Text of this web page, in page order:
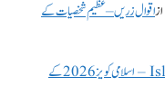
ازاقوال زریں – عظیم شخصیات کے
Islamic Quiz 2026 In Urdu – اسلامی کویز 2026 کے